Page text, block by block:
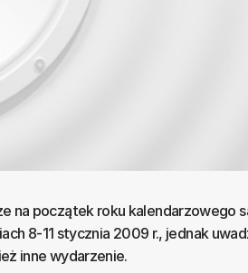
na początek roku kalendarzowego
8-11 stycznia 2009 r., jednak
inne wydarzenie.